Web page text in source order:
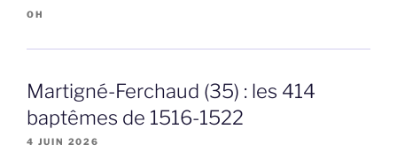
OH
Martigné-Ferchaud (35) : les 414
baptêmes de 1516-1522
4 JUIN 2026